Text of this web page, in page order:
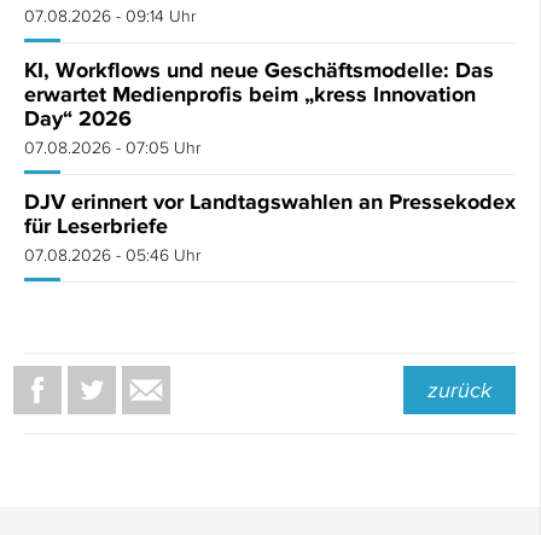
07.08.2026 - 09:14 Uhr
KI, Workflows und neue Geschäftsmodelle: Das
erwartet Medienprofis beim „kress Innovation
Day“ 2026
07.08.2026 - 07:05 Uhr
DJV erinnert vor Landtagswahlen an Pressekodex
für Leserbriefe
07.08.2026 - 05:46 Uhr
zurück